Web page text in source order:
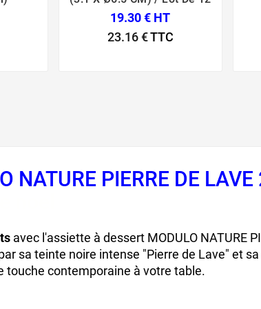
19.30 € HT
23.16 €TTC
PIERRE DE
avec l'assiette à dessert MODULO NATURE
sa teinte noire intense "Pierre de Lave" et
touche contemporaine à votre table.